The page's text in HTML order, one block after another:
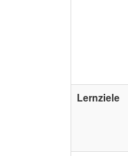
Lernziele